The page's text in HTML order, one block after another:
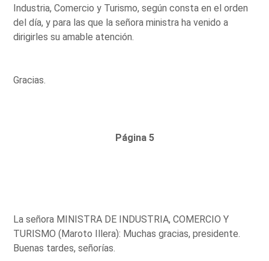
Industria, Comercio y Turismo, según consta en el orden
del día, y para las que la señora ministra ha venido a
dirigirles su amable atención.
Gracias.
Página 5
La señora MINISTRA DE INDUSTRIA, COMERCIO Y
TURISMO (Maroto Illera): Muchas gracias, presidente.
Buenas tardes, señorías.